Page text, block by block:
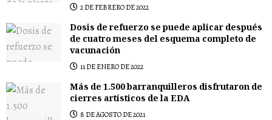
2 DE FEBRERO DE 2022
Dosis de refuerzo se puede aplicar después
de cuatro meses del esquema completo de
vacunación
11 DE ENERO DE 2022
Más de 1.500 barranquilleros disfrutaron de
cierres artísticos de la EDA
8 DE AGOSTO DE 2021